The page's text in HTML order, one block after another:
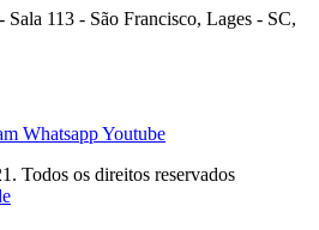
113 - São Francisco, Lages - SC,
WhatsappYoutube
Todos os direitos reservados